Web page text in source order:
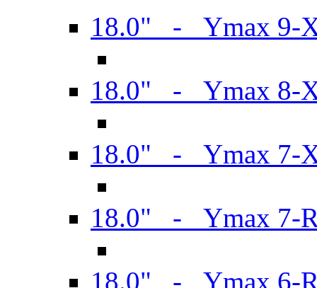
18.0" - Ymax 9-
18.0" - Ymax 8-
18.0" - Ymax 7-
18.0" - Ymax 7-
18.0" - Ymax 6-